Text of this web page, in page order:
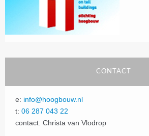
CONTACT
e: info@hoogbouw.nl
t: 06 287 043 22
contact: Christa van Vlodrop